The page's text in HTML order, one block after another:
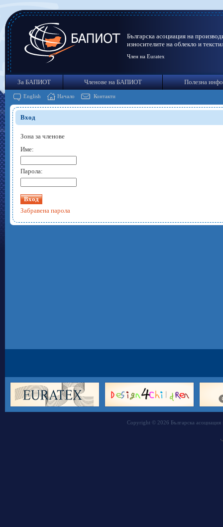
Българска асоциация на
износителите на облекло и
Член на Euratex
За БАПИОТ Членове на БАПИОТ Полезна
English Начало Контакти
Вход
Зона за членове
Име:
Парола:
Забравена парола
Copyright © 2026 Българска асоциация